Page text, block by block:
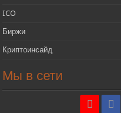
ICO
Биржи
Криптоинсайд
Мы в сети